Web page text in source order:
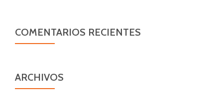
COMENTARIOS RECIENTES
ARCHIVOS